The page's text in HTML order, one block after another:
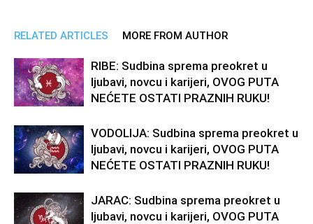
RELATED ARTICLES MORE FROM AUTHOR
RIBE: Sudbina sprema preokret u
ljubavi, novcu i karijeri, OVOG PUTA
NEĆETE OSTATI PRAZNIH RUKU!
VODOLIJA: Sudbina sprema preokret u
ljubavi, novcu i karijeri, OVOG PUTA
NEĆETE OSTATI PRAZNIH RUKU!
JARAC: Sudbina sprema preokret u
ljubavi, novcu i karijeri, OVOG PUTA